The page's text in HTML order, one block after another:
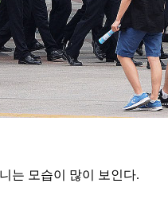
는 모습이 많이 보인다.